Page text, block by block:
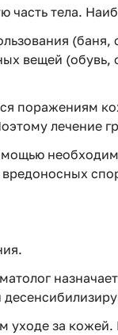
часть тела.
(баня,
вещей (обувь,
поражениям
лечение
уходе за